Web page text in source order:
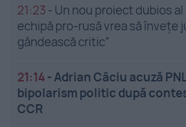
21:23 - Un nou proiect dubios
echipă pro-rusă vrea să înveţe
gândească critic”
21:14-Adrian Câciu acuză
bipolarism politic după
CCR